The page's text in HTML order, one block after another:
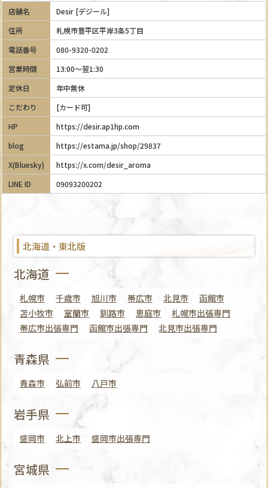
店舗名
Desir [デジール]
住所
札幌市豊平区平岸3条5丁目
電話番号
080-9320-0202
営業時間
13:00～翌1:30
定休日
年中無休
こだわり
[カード可]
HP
https://desir.ap1hp.com
blog
https://estama.jp/shop/29837
X(Bluesky)
https://x.com/desir_aroma
LINE ID
09093200202
北海道・東北版
北海道
札幌市 千歳市 旭川市 帯広市 北見市
函館市
苫小牧市
室蘭市 釧路市 恵庭市
札幌市出張専門
帯広市出張専門
函館市出張専門 北見市出張専門
青森県
青森市 弘前市 八戸市
岩手県
盛岡市 北上市 盛岡市出張専門
宮城県